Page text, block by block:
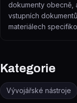
dokumenty obecně,
vstupních
materiálech
Kategorie
Vývojářské nástroje